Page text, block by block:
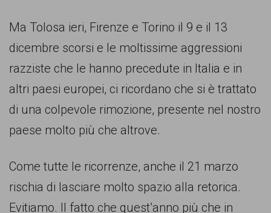
collaborazione
con
persone,
associazioni
battono
per
Ma Tolosa ieri, Firenze e Torino il 9 e il 13
dicembre scorsi e le moltissime aggressioni
razziste che le hanno precedute in Italia e in
altri paesi europei, ci ricordano che si è trattato
di una colpevole rimozione, presente nel nostro
paese molto più che altrove.
Come tutte le ricorrenze, anche il 21 marzo
rischia di lasciare molto spazio alla retorica.
Evitiamo. Il fatto che quest’anno più che in